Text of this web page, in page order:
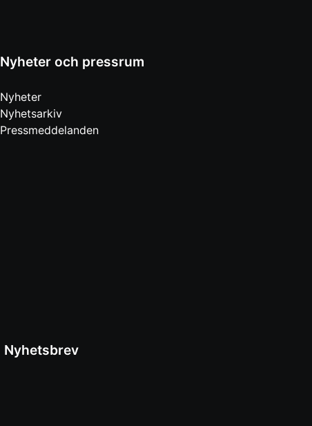
Nyheter och pressrum
Nyheter
Nyhetsarkiv
Pressmeddelanden
Nyhetsbrev